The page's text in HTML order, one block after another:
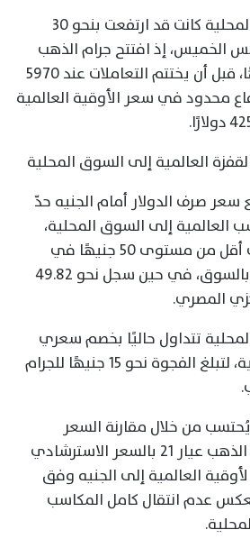
وأشار إلى أن السوق المحلية كانت قد ارتفعت بنحو 30
الخميس، إذ افتتح جرام الذهب
عيار 21 عند 5940 جنيهًا، قبل أن يختتم التعاملات عند 5970
محدود في سعر الأوقية العالمية
العالمية إلى السوق المحلية
صرف الدولار أمام الجنيه حدّ
العالمية إلى السوق المحلية،
بعدما هبط الدولار إلى أقل من مستوى 50 جنيهًا في
غالبية البنوك العاملة بالسوق، في حين سجل نحو 49.82
المصري.
تتداول حاليًا بخصم سعري
بدلًا من العلاوة السعرية، لتبلغ الفجوة نحو 15 جنيهًا للجرام
من خلال مقارنة السعر
المحلي الفعلي لجرام الذهب عيار 21 بالسعر الاسترشادي
العالمية إلى الجنيه وفق
عدم انتقال كامل المكاسب